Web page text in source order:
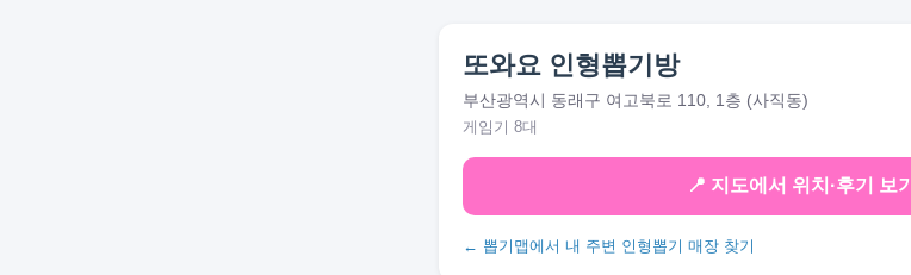
또와요 인형뽑기방
부산광역시 동래구 여고북로 110, 1층 (사직동)
게임기 8대
📍 지도에서 위치·후기 보기
← 뽑기맵에서 내 주변 인형뽑기 매장 찾기